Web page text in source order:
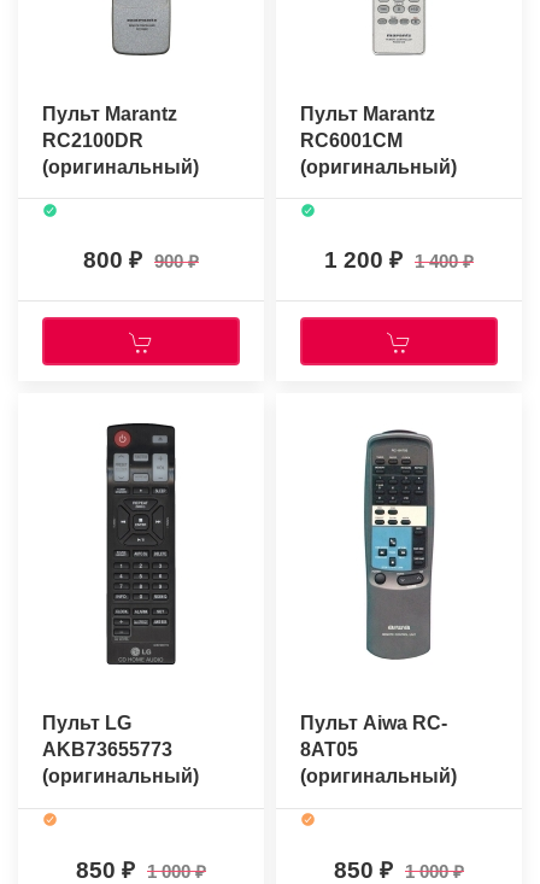
Пульт Marantz
RC2100DR
(оригинальный)
800 900
Пульт Marantz
RC6001CM
(оригинальный)
1 200 1 400
Пульт LG
AKB73655773
(оригинальный)
850 1 000
Пульт Aiwa RC-
8AT05
(оригинальный)
850 1 000